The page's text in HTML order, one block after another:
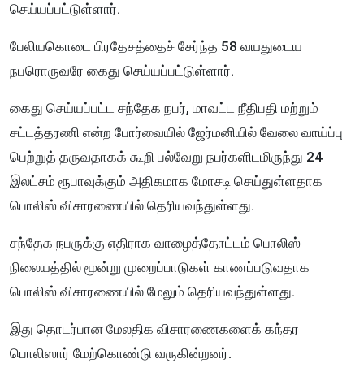
செய்யப்பட்டுள்ளார்.
பேலியகொடை பிரதேசத்தைச் சேர்ந்த 58 வயதுடைய
நபரொருவரே கைது செய்யப்பட்டுள்ளார்.
கைது செய்யப்பட்ட சந்தேக நபர், மாவட்ட நீதிபதி மற்றும்
சட்டத்தரணி என்ற போர்வையில் ஜேர்மனியில் வேலை வாய்ப்பு
பெற்றுத் தருவதாகக் கூறி பல்வேறு நபர்களிடமிருந்து 24
இலட்சம் ரூபாவுக்கும் அதிகமாக மோசடி செய்துள்ளதாக
பொலிஸ் விசாரணையில் தெரியவந்துள்ளது.
சந்தேக நபருக்கு எதிராக வாழைத்தோட்டம் பொலிஸ்
நிலையத்தில் மூன்று முறைப்பாடுகள் காணப்படுவதாக
பொலிஸ் விசாரணையில் மேலும் தெரியவந்துள்ளது.
இது தொடர்பான மேலதிக விசாரணைகளைக் கந்தர
பொலிஸார் மேற்கொண்டு வருகின்றனர்.